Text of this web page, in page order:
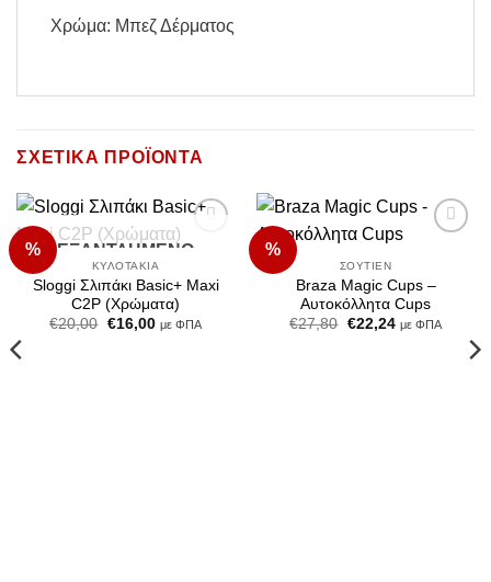
Χρώμα: Μπεζ Δέρματος
ΣΧΕΤΙΚΆ ΠΡΟΪΌΝΤΑ
%
Add to
ΕΞΑΝΤΛΗΜΈΝΟ
ΚΥΛΟΤΆΚΙΑ
Sloggi Σλιπάκι Basic+ Maxi
C2P (Χρώματα)
€20,00 Original
€16,00Ημε ΦΠΑ
%
ΣΟΥΤΙΈΝ
Braza Magic Cups –
Αυτοκόλλητα Cups
€27,80 Original
€22,24Ημε ΦΠΑ